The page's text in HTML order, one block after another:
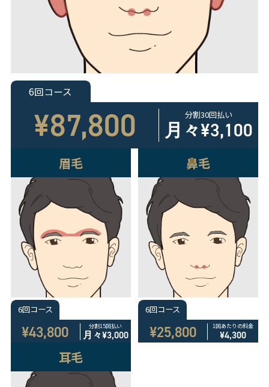
6回コース
¥87,800 分割30回払い
月々¥3,100
眉毛
6回コース
¥43,800 分割15回払い
月々¥3,000
鼻毛
6回コース
¥25,800 1回あたりの料金
¥4,300
耳毛